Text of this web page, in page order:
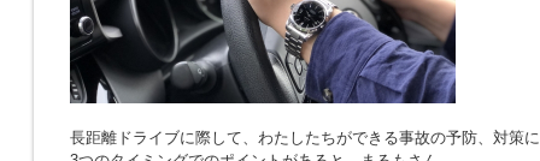
長距離ドライブに際して、わたしたちができる事故の予防、対策